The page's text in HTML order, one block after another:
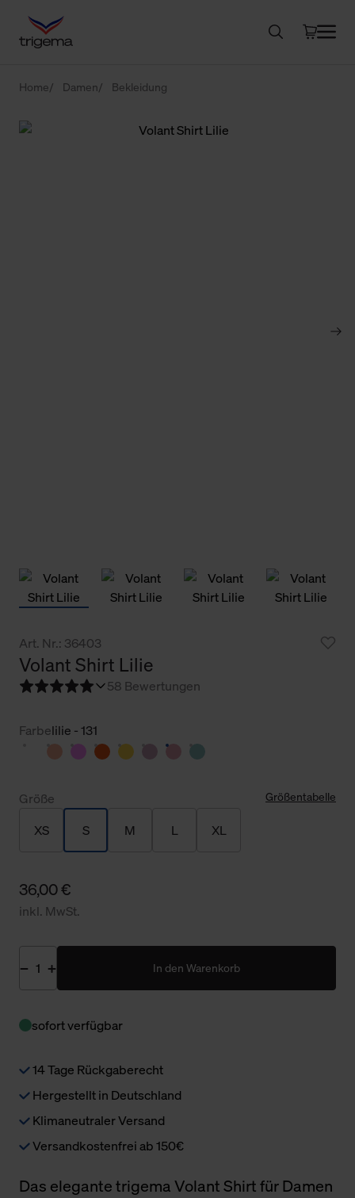
Home Damen Bekleidung
Art. Nr.: 36403
Volant Shirt Lilie
58 Bewertungen
Farbelilie - 131
Größe Größentabelle
XS S M L XL
36,00 €
inkl. MwSt.
In den Warenkorb
sofort verfügbar
14 Tage Rückgaberecht
Hergestellt in Deutschland
Klimaneutraler Versand
Versandkostenfrei ab 150€
Das elegante trigema Volant Shirt für Damen